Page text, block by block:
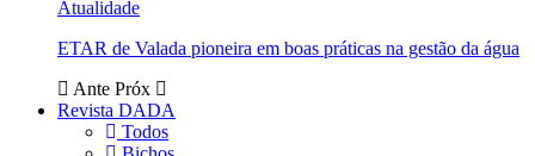
Atualidade
ETAR de Valada pioneira em boas práticas na gestão da água
Ante Próx
Revista DADA
Todos